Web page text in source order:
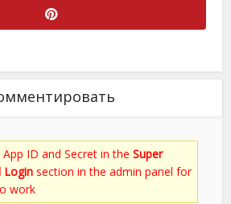
App ID and Secret in theSuper
Login section in the admin panel for
work